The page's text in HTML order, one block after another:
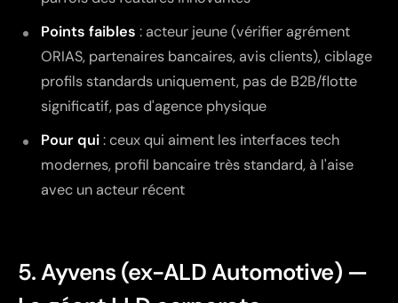
Points faibles : acteur jeune (vérifier agrément
ORIAS, partenaires bancaires, avis clients), ciblage
profils standards uniquement, pas de B2B/flotte
significatif, pas d'agence physique
Pour qui: ceux qui aiment les interfaces tech
modernes, profil bancaire très standard, à l'aise
avec un acteur récent
5. Ayvens (ex-ALD Automotive) —